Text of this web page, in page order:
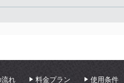
れ 料金プラン 使用条件